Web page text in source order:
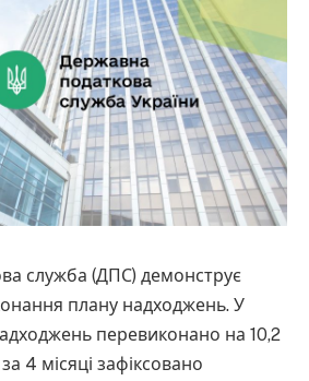
служба (ДПС) демонструє
плану надходжень. У
перевиконано на 10,2
4 місяці зафіксовано